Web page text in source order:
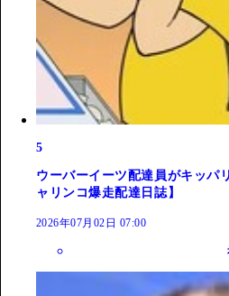
5
ウーバーイーツ配達員がキッパ
ャリンコ爆走配達日誌】
2026年07月02日 07:00